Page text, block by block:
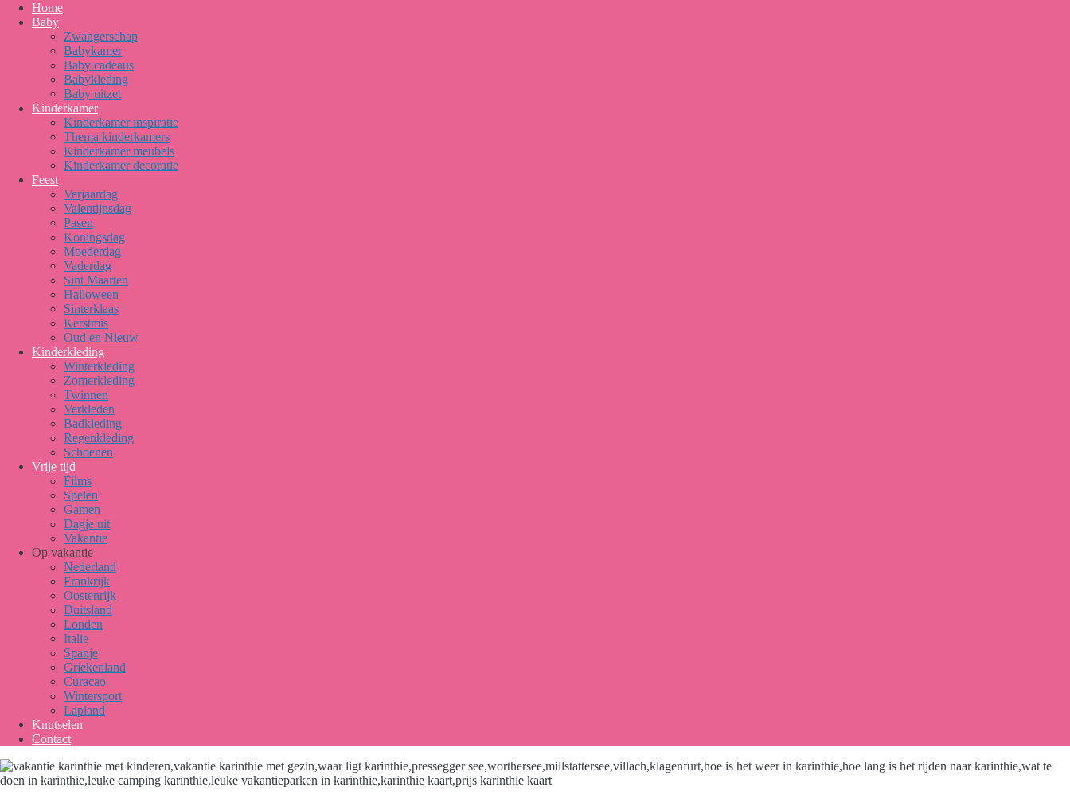
Home
Baby
Zwangerschap
Babykamer
Baby cadeaus
Babykleding
Baby uitzet
Kinderkamer
Kinderkamer inspiratie
Thema kinderkamers
Kinderkamer meubels
Kinderkamer decoratie
Feest
Verjaardag
Valentijnsdag
Pasen
Koningsdag
Moederdag
Vaderdag
Sint Maarten
Halloween
Sinterklaas
Kerstmis
Oud en Nieuw
Kinderkleding
Winterkleding
Zomerkleding
Twinnen
Verkleden
Badkleding
Regenkleding
Schoenen
Vrije tijd
Films
Spelen
Gamen
Dagje uit
Vakantie
Op vakantie
Nederland
Frankrijk
Oostenrijk
Duitsland
Londen
Italie
Spanje
Griekenland
Curacao
Wintersport
Lapland
Knutselen
Contact